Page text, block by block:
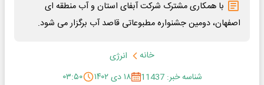
با همکاری مشترک شرکت آبفای استان و آب منطقه ای
اصفهان، دومین جشنواره مطبوعاتی قاصد آب برگزار می شود.
خانه
انرژی
شناسه خبر: 11437
۱۸ دی ۱۴۰۲ ۰۳:۵۰